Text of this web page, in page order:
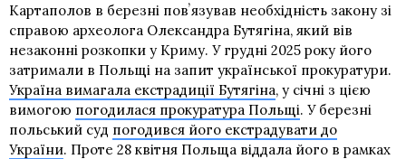
Картаполов в березні повʼязував необхідність закону зі
справою археолога Олександра Бутягіна, який вів
незаконні розкопки у Криму. У грудні 2025 року його
затримали в Польщі на запит української прокуратури.
Україна вимагала екстрадиції Бутягіна, у січні з цією
вимогою погодилася прокуратура Польщі. У березні
польський суд погодився його екстрадувати до
України. Проте 28 квітня Польща віддала його в рамках